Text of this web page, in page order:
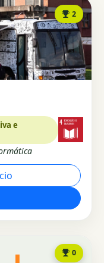
2
e
0